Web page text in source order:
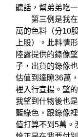
聽話，幫弟弟吃
第三例是我在
萬的色料（分10
上股）。此料情
陸露提供的錄像
子，出貨的錄像
估值到達瞭36萬
裡入行宣揚。望
我望到什物後也
藍綠色，跟錄像
值打算不到5萬。